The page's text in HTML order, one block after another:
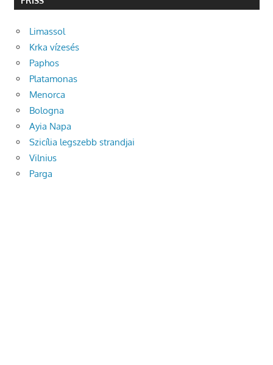
Limassol
Krka vízesés
Paphos
Platamonas
Menorca
Bologna
Ayia Napa
Szicília legszebb strandjai
Vilnius
Parga